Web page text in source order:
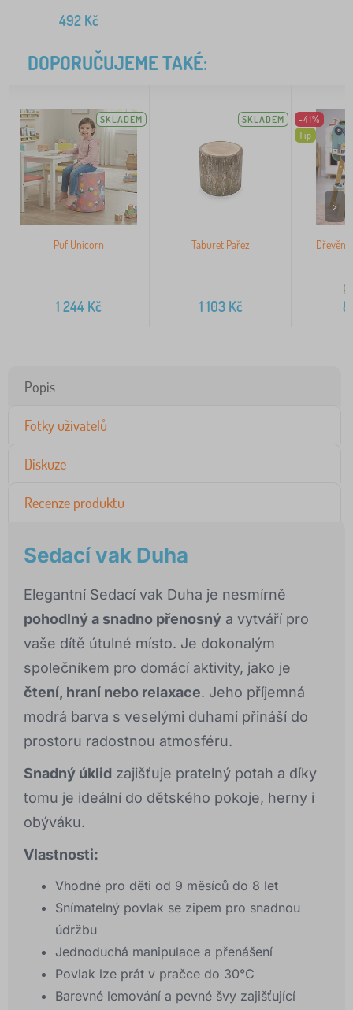
492 Kč
DOPORUČUJEME TAKÉ:
SKLADEM
Puf Unicorn
1 244 Kč
SKLADEM
Taburet Pařez
1 103Kč
-41%
Tip
1
>
Popis
Fotky uživatelů
Diskuze
Recenze produktu
Sedací vak Duha
Elegantní Sedací vak Duha je nesmírně
pohodlný a snadno přenosný a vytváří pro
vaše dítě útulné místo. Je dokonalým
společníkem pro domácí aktivity, jako je
čtení, hraní nebo relaxace. Jeho příjemná
modrá barva s veselými duhami přináší do
prostoru radostnou atmosféru.
Snadný úklid zajišťuje pratelný potah a díky
tomu je ideální do dětského pokoje, herny i
obýváku.
Vlastnosti:
Vhodné pro děti od 9 měsíců do 8 let
Snímatelný povlak se zipem pro snadnou
údržbu
Jednoduchá manipulace a přenášení
Povlak lze prát v pračce do 30°C
Barevné lemování a pevné švy zajišťující